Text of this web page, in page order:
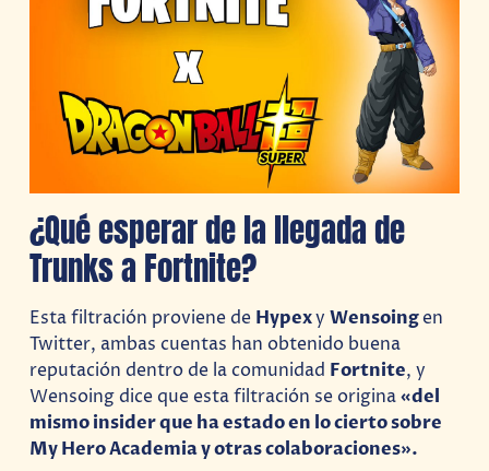
¿Qué esperar de la llegada de
Trunks a Fortnite?
Esta filtración proviene de HypexyWensoingen
Twitter, ambas cuentas han obtenido buena
reputación dentro de la comunidad Fortnite, y
Wensoing dice que esta filtración se origina«del
mismo insider que ha estado en lo cierto sobre
My Hero Academia y otras colaboraciones».